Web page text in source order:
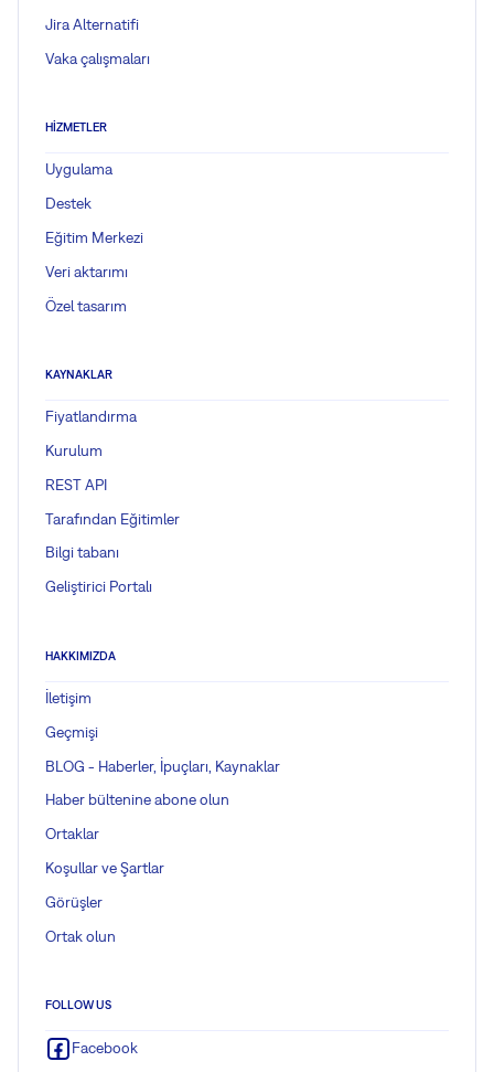
Jira Alternatifi
Vaka çalışmaları
HIZMETLER
Uygulama
Destek
Eğitim Merkezi
Veri aktarımı
Özel tasarım
KAYNAKLAR
Fiyatlandırma
Kurulum
REST API
Tarafından Eğitimler
Bilgi tabanı
Geliştirici Portalı
HAKKIMIZDA
İletişim
Geçmişi
BLOG - Haberler, İpuçları, Kaynaklar
Haber bültenine abone olun
Ortaklar
Koşullar ve Şartlar
Görüşler
Ortak olun
FOLLOW US
Facebook